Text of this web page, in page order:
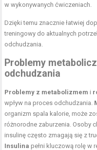
w wykonywanych ćwiczeniach.
Dzięki temu znacznie łatwiej
treningowy do aktualnych
odchudzania.
Problemy
odchudzania
Problemy z metabolizmem i
wpływ na proces odchudzania.
organizm spala kalorie, może
różnorodne zaburzenia. Osoby
insulinę często zmagają się z
Insulina pełni kluczową rolę w